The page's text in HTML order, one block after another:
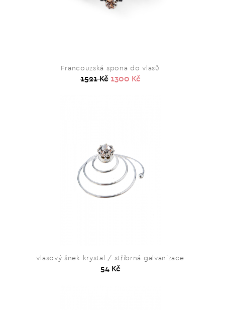
Francouzská spona do vlasů
1521 Kč 1300 Kč
vlasový šnek krystal / stříbrná galvanizace
54 Kč